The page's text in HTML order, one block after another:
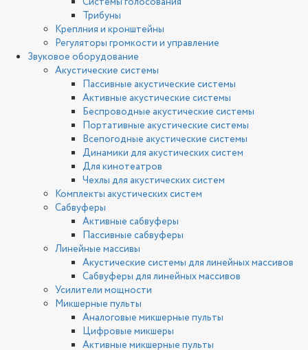
Трибуны
Креплния и кронштейны
Регуляторы громкости и управление
Звуковое оборудование
Акустические системы
Пассивные акустические системы
Активные акустические системы
Беспроводные акустические системы
Портативные акустические системы
Всепогодные акустические системы
Динамики для акустических систем
Для кинотеатров
Чехлы для акустических систем
Комплекты акустических систем
Сабвуферы
Активные сабвуферы
Пассивные сабвуферы
Линейные массивы
Акустические системы для линейных массивов
Сабвуферы для линейных массивов
Усилители мощности
Микшерные пульты
Аналоговые микшерные пульты
Цифровые микшеры
Активные микшерные пульты